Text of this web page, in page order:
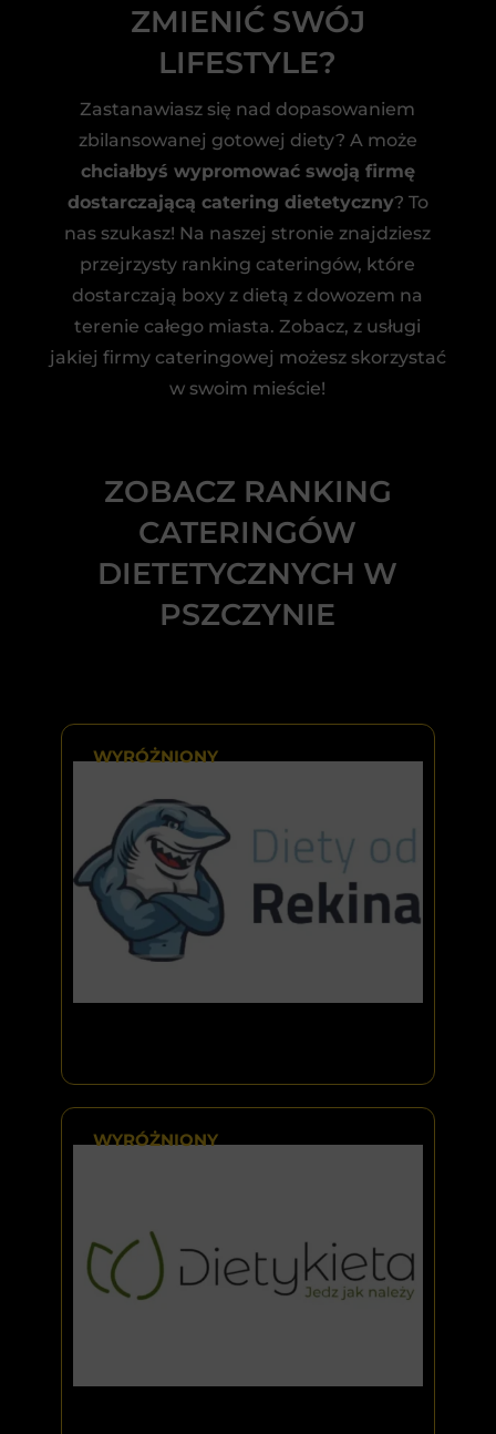
ZMIENIĆ SWÓJ
LIFESTYLE?
Zastanawiasz się nad dopasowaniem
zbilansowanej gotowej diety? A może
chciałbyś wypromować swoją firmę
dostarczającą catering dietetyczny? To
nas szukasz! Na naszej stronie znajdziesz
przejrzysty ranking cateringów, które
dostarczają boxy z dietą z dowozem na
terenie całego miasta. Zobacz, z usługi
jakiej firmy cateringowej możesz skorzystać
w swoim mieście!
ZOBACZ RANKING
CATERINGÓW
DIETETYCZNYCH W
PSZCZYNIE
WYRÓŻNIONY
WYRÓŻNIONY